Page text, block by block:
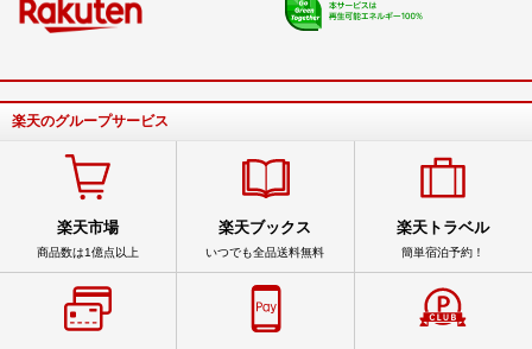
楽天のグループサービス
楽天市場
商品数は1億点以上
楽天ブックス
いつでも全品送料無料
楽天トラベル
簡単宿泊予約！